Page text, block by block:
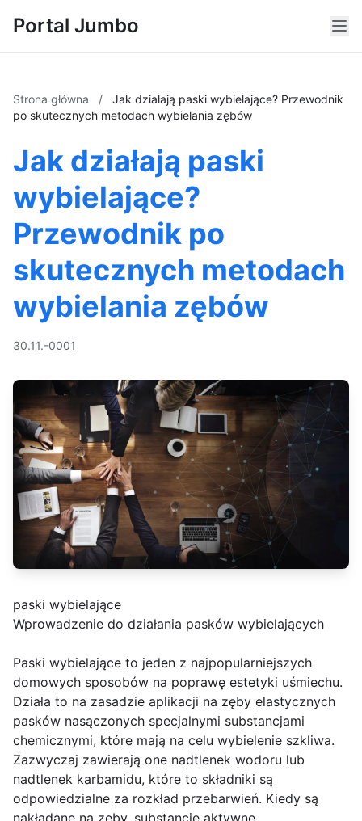
Portal Jumbo
Strona główna /
Jak działają paski wybielające? Przewodnik
po skutecznych metodach wybielania zębów
Jak działają paski
wybielające?
Przewodnik po
skutecznych metodach
wybielania zębów
30.11.-0001
paski wybielające
Wprowadzenie do działania pasków wybielających
Paski wybielające to jeden z najpopularniejszych
domowych sposobów na poprawę estetyki uśmiechu.
Działa to na zasadzie aplikacji na zęby elastycznych
pasków nasączonych specjalnymi substancjami
chemicznymi, które mają na celu wybielenie szkliwa.
Zazwyczaj zawierają one nadtlenek wodoru lub
nadtlenek karbamidu, które to składniki są
odpowiedzialne za rozkład przebarwień. Kiedy są
nakładane na zęby, substancje aktywne